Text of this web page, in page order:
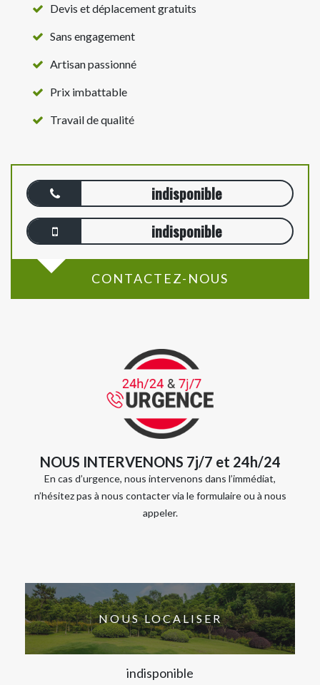
Devis et déplacement gratuits
Sans engagement
Artisan passionné
Prix imbattable
Travail de qualité
indisponible
indisponible
CONTACTEZ-NOUS
NOUS INTERVENONS 7j/7 et 24h/24
En cas d’urgence, nous intervenons dans l’immédiat,
n’hésitez pas à nous contacter via le formulaire ou à nous
appeler.
NOUS LOCALISER
indisponible